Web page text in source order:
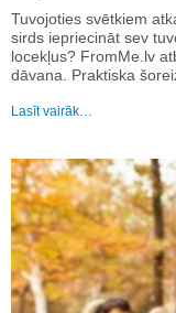
Tuvojoties svētkiem
sirds iepriecināt sev
locekļus? FromMe.lv
dāvana. Praktiska
Lasīt vairāk…